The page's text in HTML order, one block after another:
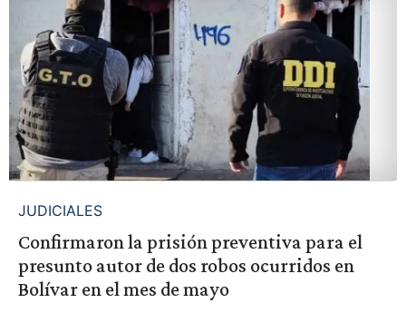
JUDICIALES
Confirmaron la prisión preventiva para el
presunto autor de dos robos ocurridos en
Bolívar en el mes de mayo